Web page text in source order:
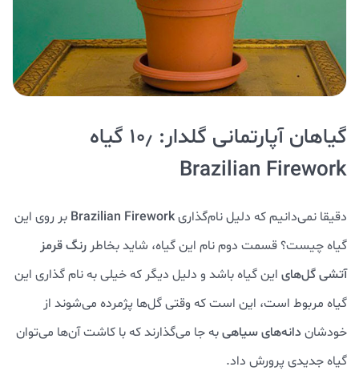
گیاهان آپارتمانی گلدار: ۱۰٫ گیاه
Brazilian Firework
دقیقا نمی‌دانیم که دلیل نام‌گذاری
بر روی این
گیاه چیست؟ قسمت دوم نام این گیاه، شاید بخاطر رنگ قرمز
آتشی گل‌های این گیاه باشد و دلیل دیگر که خیلی به نام گذاری این
گیاه مربوط است، این است که وقتی گل‌ها پژمرده می‌شوند از
خودشاندانه‌های سیاهیبه جا می‌گذارند که با کاشت آن‌ها می‌توان
گیاه جدیدی پرورش داد.